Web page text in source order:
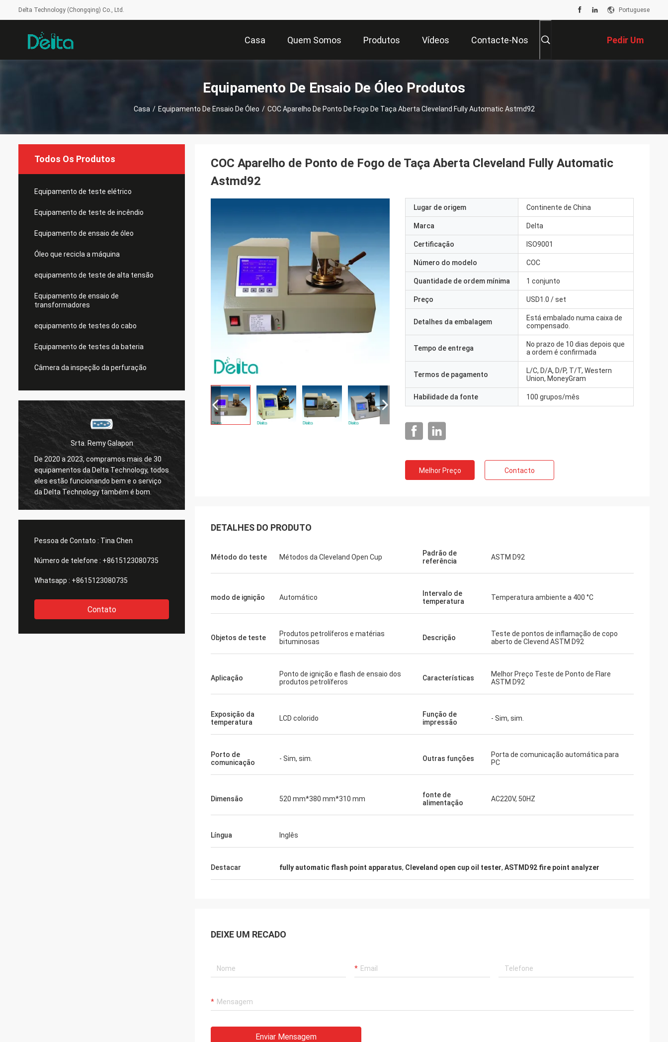
Delta Technology (Chongqing) Co., Ltd. Portuguese
Casa Quem Somos Produtos Vídeos Contacte-Nos Pedir Um
Orçamento
Equipamento De Ensaio De Óleo Produtos
Casa / Equipamento De Ensaio De Óleo / COC Aparelho De Ponto De Fogo De Taça Aberta Cleveland Fully Automatic Astmd92
Todos Os Produtos
Equipamento de teste elétrico
Equipamento de teste de incêndio
Equipamento de ensaio de óleo
Óleo que recicla a máquina
equipamento de teste de alta tensão
Equipamento de ensaio de
transformadores
equipamento de testes do cabo
Equipamento de testes da bateria
Câmera da inspeção da perfuração
Srta. Remy Galapon
De 2020 a 2023, compramos mais de 30
equipamentos da Delta Technology, todos
eles estão funcionando bem e o serviço
da Delta Technology também é bom.
Sr. Ricky Casipe.
Quanto ao nosso instrumento de teste,
estão em boas condições. Vou comprar
algum instrumento mais cedo. Muito
Pessoa de Contato : Tina Chen
Número de telefone : +8615123080735
Whatsapp : +8615123080735
Contato
COC Aparelho de Ponto de Fogo de Taça Aberta Cleveland Fully Automatic
Astmd92
Lugar de origem Continente de China
Marca Delta
Certificação ISO9001
Número do modelo COC
Quantidade de ordem mínima 1 conjunto
Preço USD1.0 / set
Detalhes da embalagem
Está embalado numa caixa de
compensado.
Tempo de entrega
No prazo de 10 dias depois que
a ordem é confirmada
Termos de pagamento
L/C, D/A, D/P, T/T, Western
Union, MoneyGram
Habilidade da fonte 100 grupos/mês
Melhor Preço Contacto
DETALHES DO PRODUTO
Método do teste Métodos da Cleveland Open Cup
Padrão de
referência
ASTM D92
modo de ignição Automático
Intervalo de
temperatura
Temperatura ambiente a 400 °C
Objetos de teste
Produtos petrolíferos e matérias
bituminosas
Descrição
Teste de pontos de inflamação de copo
aberto de Clevend ASTM D92
Aplicação
Ponto de ignição e flash de ensaio dos
produtos petrolíferos
Características
Melhor Preço Teste de Ponto de Flare
ASTM D92
Exposição da
temperatura
LCD colorido
Função de
impressão
- Sim, sim.
Porto de
comunicação
- Sim, sim. Outras funções
Porta de comunicação automática para
PC
Dimensão 520 mm*380 mm*310 mm
fonte de
alimentação
AC220V, 50HZ
Língua Inglês
Destacar fully automatic flash point apparatus, Cleveland open cup oil tester, ASTMD92 fire point analyzer
DEIXE UM RECADO
Enviar Mensagem